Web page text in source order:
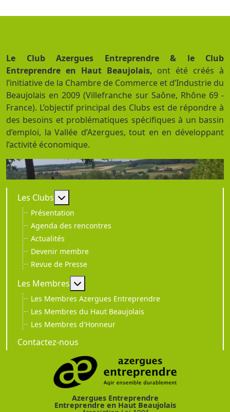
Le Club Azergues Entreprendre & le Club
Entreprendre en Haut Beaujolais, ont été créés à
l’initiative de la Chambre de Commerce et d’Industrie du
Beaujolais en 2009 (Villefranche sur Saône, Rhône 69 -
France). L’objectif principal des Clubs est de répondre à
des besoins et problématiques spécifiques à un bassin
d’emploi, la Vallée d’Azergues, tout en en développant
l’activité économique.
Les Clubs En savoir plus : Les Clubs
Présentation
Agenda des rencontres
Actualités
Devenir membre
Revue de Presse
Les Membres En savoir plus : Les Membres
Les Membres Azergues Entreprendre
Les Membres du Haut Beaujolais
Les Membres d'Honneur
Contactez-nous
Azergues Entreprendre
Entreprendre en Haut Beaujolais